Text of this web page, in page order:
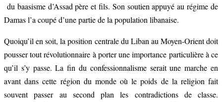
du baasisme d’Assad père et fils. Son soutien appuyé au régime de
Damas l’a coupé d’une partie de la population libanaise.
Quoiqu’il en soit, la position centrale du Liban au Moyen-Orient doit
pousser tout révolutionnaire à porter une importance particulière à ce
qu’il s’y passe. La fin du confessionnalisme serait une marche en
avant dans cette région du monde où le poids de la religion fait
souvent passer au second plan les contradictions de classe.